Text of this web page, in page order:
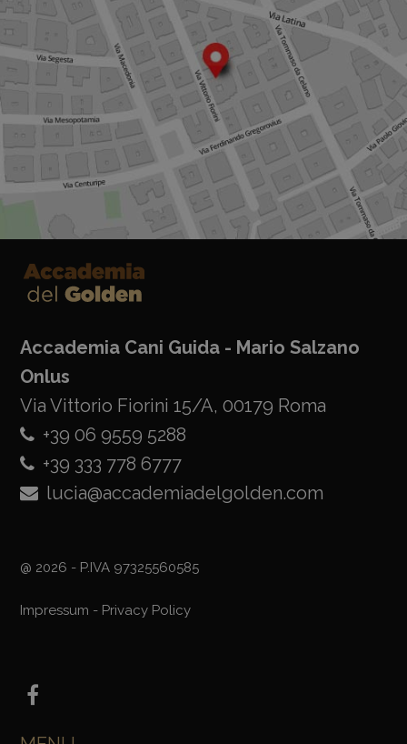
Accademia Cani Guida - Mario Salzano
Onlus
Via Vittorio Fiorini 15/A, 00179 Roma
+39 06 9559 5288
+39 333 778 6777
lucia@accademiadelgolden.com
@ 2026 - P.IVA 97325560585
Impressum - Privacy Policy